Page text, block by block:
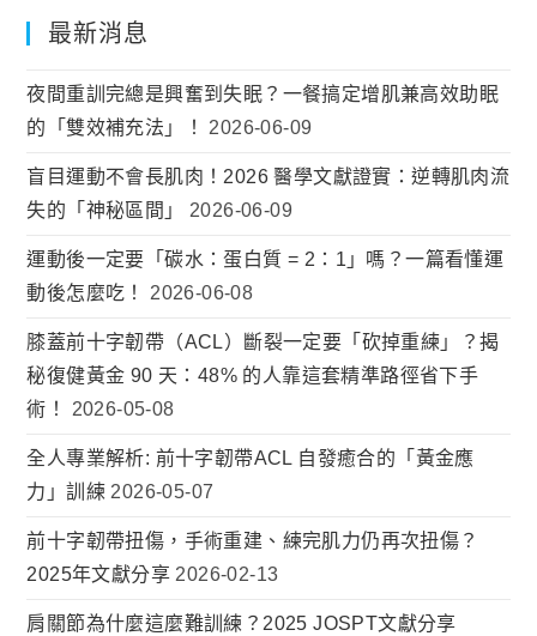
最新消息
夜間重訓完總是興奮到失眠？一餐搞定增肌兼高效助眠
的「雙效補充法」！
2026-06-09
盲目運動不會長肌肉！2026 醫學文獻證實：逆轉肌肉流
失的「神秘區間」
2026-06-09
運動後一定要「碳水：蛋白質 = 2：1」嗎？一篇看懂運
動後怎麼吃！
2026-06-08
膝蓋前十字韌帶（ACL）斷裂一定要「砍掉重練」？揭
秘復健黃金 90 天：48% 的人靠這套精準路徑省下手
術！
2026-05-08
全人專業解析: 前十字韌帶ACL 自發癒合的「黃金應
力」訓練 2026-05-07
前十字韌帶扭傷，手術重建、練完肌力仍再次扭傷？
2025年文獻分享 2026-02-13
肩關節為什麼這麼難訓練？2025 JOSPT文獻分享